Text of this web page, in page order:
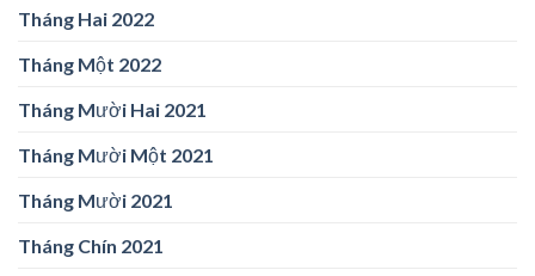
Tháng Hai 2022
Tháng Một 2022
Tháng Mười Hai 2021
Tháng Mười Một 2021
Tháng Mười 2021
Tháng Chín 2021